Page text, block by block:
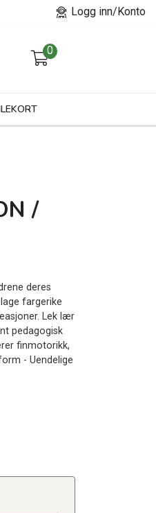
Logg inn/Konto
0
/
deres
fargerike
Lek lær
pedagogisk
finmotorikk,
- Uendelige